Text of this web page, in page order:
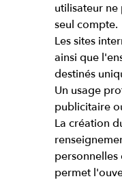
utilisateur
seul compte.
Les sites
ainsi que
destinés
Un usage
publicitaire
La création
permet